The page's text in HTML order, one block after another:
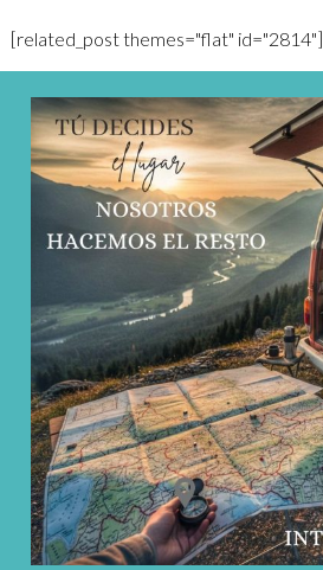
[related_post themes="flat" id="2814"]